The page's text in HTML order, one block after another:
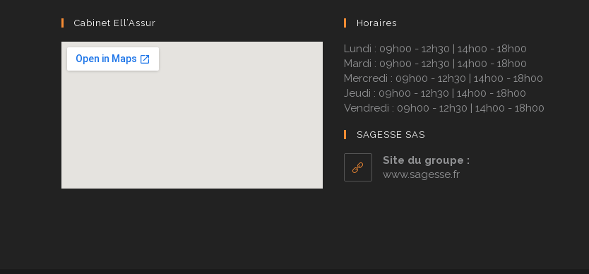
Cabinet Ell’Assur Horaires
Lundi : 09h00 - 12h30 | 14h00 - 18h00
Mardi : 09h00 - 12h30 | 14h00 - 18h00
Mercredi : 09h00 - 12h30 | 14h00 - 18h00
Jeudi : 09h00 - 12h30 | 14h00 - 18h00
Vendredi : 09h00 - 12h30 | 14h00 - 18h00
SAGESSE SAS
Site du groupe :
www.sagesse.fr